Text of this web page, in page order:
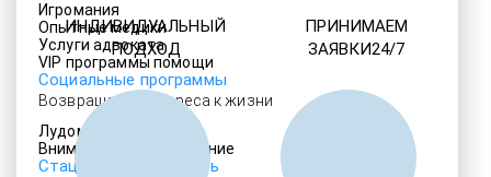
Игромания
Опытные медики
Услуги адвоката
VIP программы помощи
Социальные программы
Возвращение интереса к жизни
Лудомания
Внимательное отношение
Стационарная помощь
ИНДИВИДУАЛЬНЫЙ
ПОДХОД
ПРИНИМАЕМ
ЗАЯВКИ24/7